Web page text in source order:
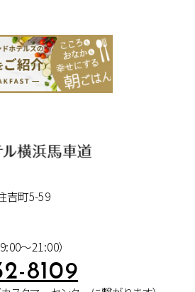
吉町5-59
～21:00）
8109